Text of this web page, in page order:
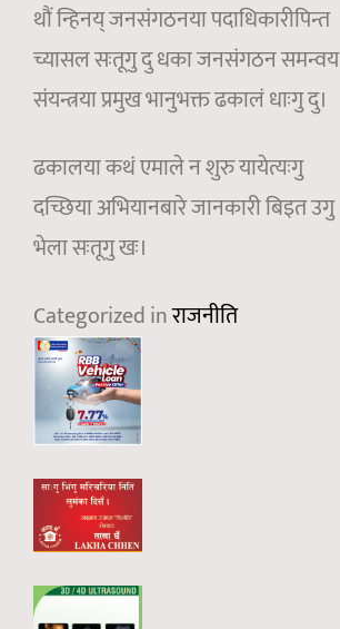
थौं न्हिनय् जनसंगठनया पदाधिकारीपिन्त
च्यासल सःतूगु दु धका जनसंगठन समन्वय
संयन्त्रया प्रमुख भानुभक्त ढकालं धाःगु दु।
ढकालया कथं एमाले न शुरु यायेत्यःगु
दच्छिया अभियानबारे जानकारी बिइत उगु
भेला सःतूगु खः।
Categorized inराजनीति